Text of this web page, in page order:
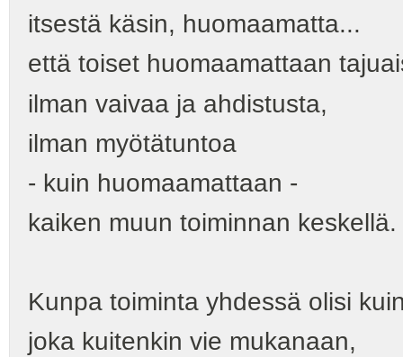
itsestä käsin, huomaamatta...
että toiset huomaamattaan
ilman vaivaa ja ahdistusta,
ilman myötätuntoa
- kuin huomaamattaan -
kaiken muun toiminnan keskellä.
Kunpa toiminta yhdessä olisi
joka kuitenkin vie mukanaan,